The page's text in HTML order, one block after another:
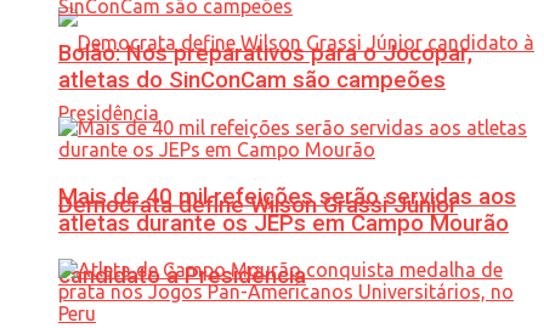
Democrata define Wilson Grassi Júnior
candidato à Presidência
Bolão: Nos preparativos para o Jocopar,
atletas do SinConCam são campeões
Mais de 40 mil refeições serão servidas aos
atletas durante os JEPs em Campo Mourão